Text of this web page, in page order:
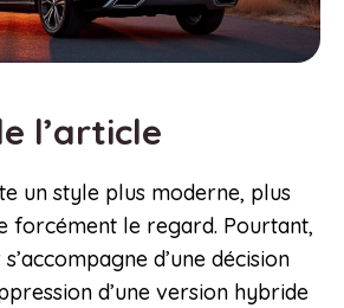
l’article
un style plus moderne, plus
forcément le regard. Pourtant,
d’une décision
d’une version hybride